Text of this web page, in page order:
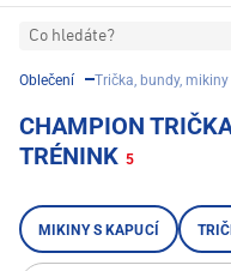
Co hledáte?
Oblečení Trička, bundy, mikiny
CHAMPION
TRÉNINK 5
MIKINY S KAPUCÍ